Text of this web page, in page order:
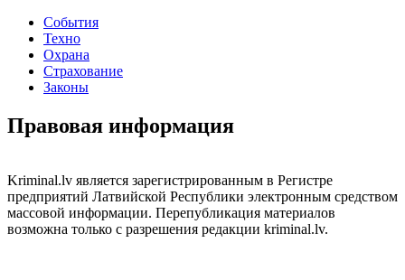
События
Техно
Охрана
Страхование
Законы
Правовая информация
Kriminal.lv является зарегистрированным в Регистре
предприятий Латвийской Республики электронным средством
массовой информации. Перепубликация материалов
возможна только с разрешения редакции kriminal.lv.